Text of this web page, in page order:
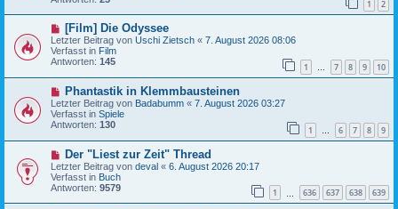
g
r
B
i
t
r
g
1 2
N
e
u
e
B
i
t
r
g
[Film] Die Odyssee
Letzter Beitrag von Uschi Zietsch « 7. August 2026 08:06
Verfasst in Film
Antworten: 145 1 … 7 8 9 10
N
e
u
e
r
B
e
i
t
r
g
Phantastik in Klemmbausteinen
Letzter Beitrag von Badabumm « 7. August 2026 03:27
Verfasst in Spiele
Antworten: 130 1 … 6 7 8 9
N
e
u
e
r
B
Der "Liest zur Zeit" Thread
Letzter Beitrag von deval « 6. August 2026 20:17
Verfasst in Buch
Antworten: 9579 1 636 637 638 639